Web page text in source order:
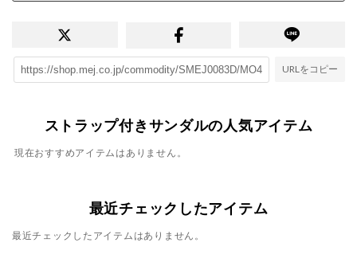
URLをコピー
ストラップ付きサンダルの人気アイテム
現在おすすめアイテムはありません。
最近チェックしたアイテム
最近チェックしたアイテムはありません。